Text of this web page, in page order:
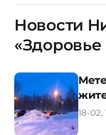
Новости
«Здоровье
18-02,